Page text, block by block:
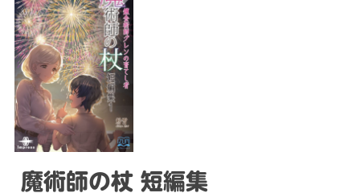
魔術師の杖 短編集